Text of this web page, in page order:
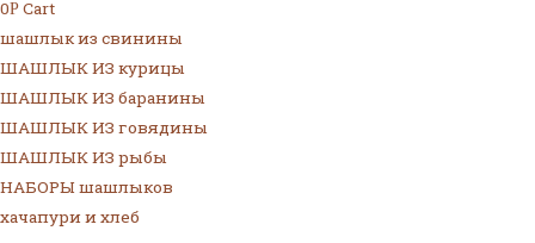
0Р Cart
шашлык из свинины
ШАШЛЫК ИЗ курицы
ШАШЛЫК ИЗ баранины
ШАШЛЫК ИЗ говядины
ШАШЛЫК ИЗ рыбы
НАБОРЫ шашлыков
хачапури и хлеб